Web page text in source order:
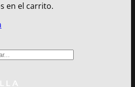
en el carrito.